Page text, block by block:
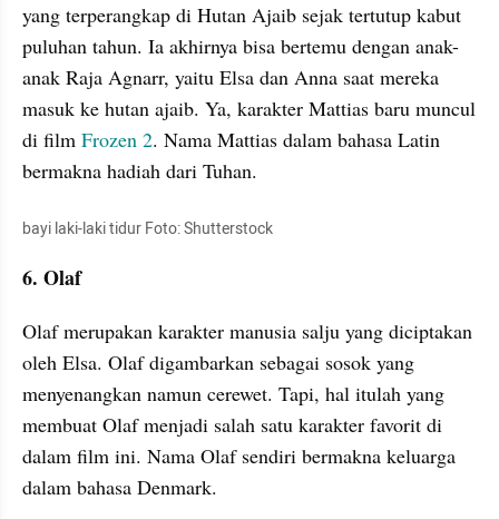
yang terperangkap di Hutan Ajaib sejak tertutup kabut
puluhan tahun. Ia akhirnya bisa bertemu dengan anak-
anak Raja Agnarr, yaitu Elsa dan Anna saat mereka
masuk ke hutan ajaib. Ya, karakter Mattias baru muncul
di film Frozen 2. Nama Mattias dalam bahasa Latin
bermakna hadiah dari Tuhan.
bayi laki-laki tidur Foto: Shutterstock
6. Olaf
Olaf merupakan karakter manusia salju yang diciptakan
oleh Elsa. Olaf digambarkan sebagai sosok yang
menyenangkan namun cerewet. Tapi, hal itulah yang
membuat Olaf menjadi salah satu karakter favorit di
dalam film ini. Nama Olaf sendiri bermakna keluarga
dalam bahasa Denmark.